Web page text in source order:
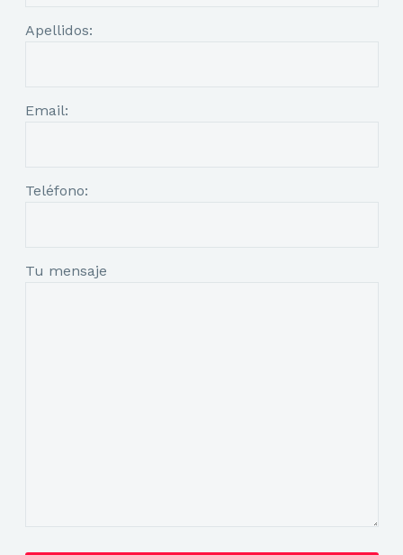
Apellidos:
Email:
Teléfono:
Tu mensaje